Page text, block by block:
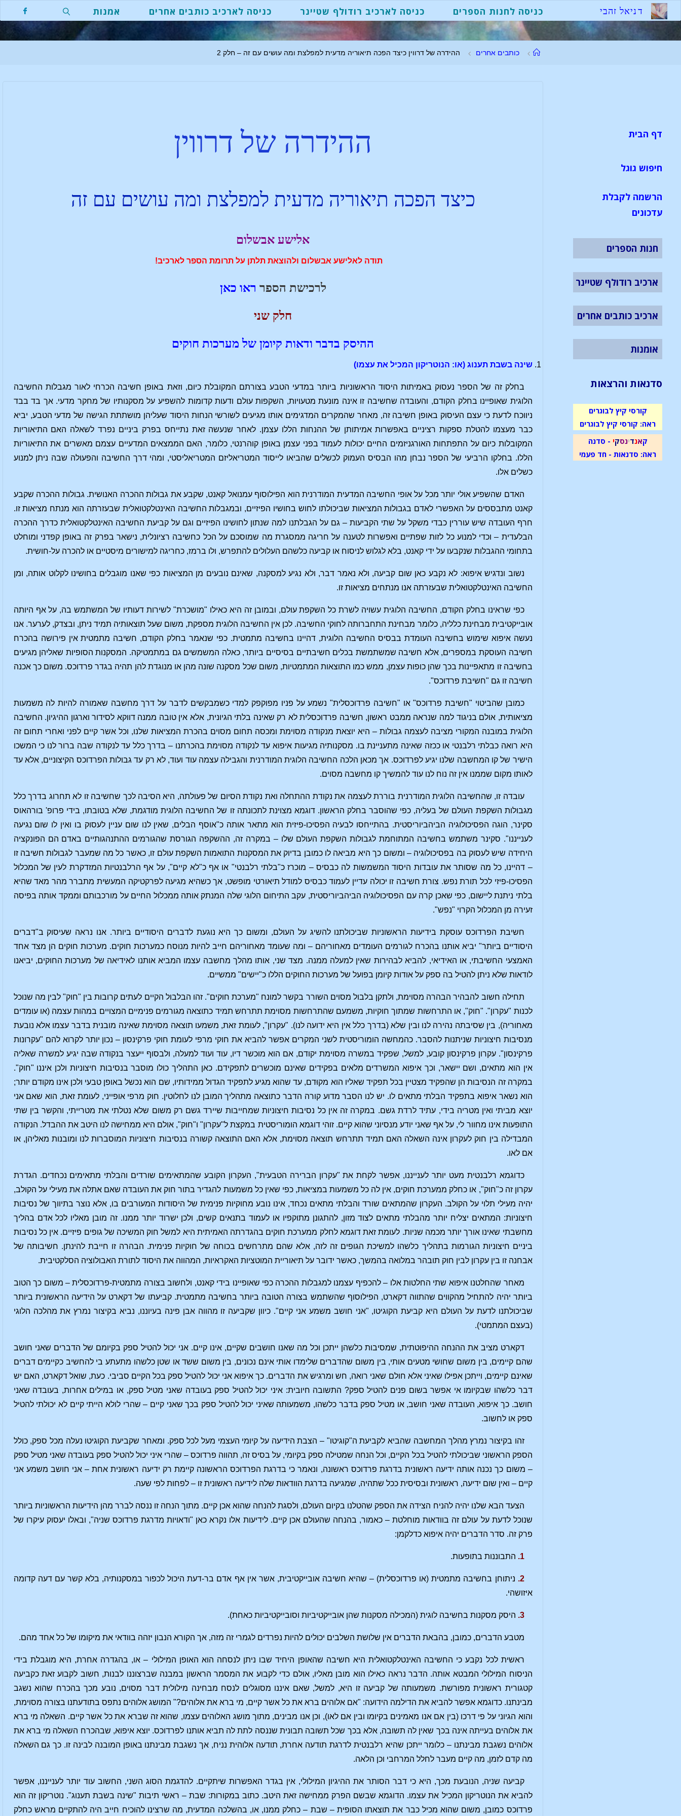
דניאל זהבי כניסה לחנות הספרים כניסה לארכיב רודולף שטיינר כניסה לארכיב כותבים אחרים אמנות
כותבים אחרים ההידרה של דרווין כיצד הפכה תיאוריה מדעית למפלצת ומה עושים עם זה – חלק 2
ההידרה של דרווין
כיצד הפכה תיאוריה מדעית למפלצת ומה עושים עם זה
אלישע אבשלום
תודה לאלישע אבשלום ולהוצאת תלתן על תרומת הספר לארכיב!
לרכישת הספר ראו כאן
חלק שני
ההיסק בדבר ודאות קיומן של מערכות חוקים
שינה בשבת תענוג (או: הנוטריקון המכיל את עצמו)
בחלק זה של הספר נעסוק באמיתות היסוד הראשוניות ביותר במדעי הטבע בצורתם המקובלת כיום, וזאת באופן חשיבה הכרחי לאור מגבלות החשיבה
הלוגית שאופיינו בחלק הקודם, והעובדה שחשיבה זו אינה מונעת מטעויות, השקפות עולם ודעות קדומות להשפיע על מסקנותיו של מחקר מדעי. אך בד בבד
ניווכח לדעת כי עצם העיסוק באופן חשיבה זה, מאחר שהמקרים המדגימים אותו מגיעים לשורשי הנחות היסוד שעליהן מושתתת הגישה של מדעי הטבע, יביא
כבר מעצמו להטלת ספקות רציניים באפשרות אמיתותן של ההנחות הללו עצמן. לאחר שנעשה זאת נתייחס בפרק ביניים נפרד לשאלה האם התיאוריות
המקובלות כיום על התפתחות האורגניזמים החיים יכולות לעמוד בפני עצמן באופן קוהרנטי, כלומר, האם הממצאים המדעיים עצמם מאשרים את התיאוריות
הללו. בחלקו הרביעי של הספר נבחן מהו הבסיס העמוק לכשלים שהביאו לייסוד המטריאליזם המטריאליסטי, ומהי דרך החשיבה והפעולה שבה ניתן למנוע
כשלים אלו.
האדם שהשפיע אולי יותר מכל על אופי החשיבה המדעית המודרנית הוא הפילוסוף עמנואל קאנט, שקבע את גבולות ההכרה האנושית. גבולות ההכרה שקבע
קאנט מתבססים על האפשרי לאדם בגבולות המציאות שביכולתו לחוש בחושיו הפיזיים, ובמגבלות החשיבה האינטלקטואלית שבעזרתה הוא מנתח מציאות זו.
חרף העובדה שיש עוררין כבדי משקל על שתי הקביעות – גם על הגבלתנו למה שנתון לחושינו הפיזיים וגם על קביעת החשיבה האינטלקטואלית כדרך ההכרה
הבלעדית – וכדי למנוע כל לזות שפתיים ואפשרות לטענה על חריגה ממסגרת מה שמוסכם על הכל כחשיבה רציונלית, נישאר בפרק זה באופן קפדני ומוחלט
בתחומי ההגבלות שנקבעו על ידי קאנט, בלא לגלוש לניסוח או קביעה כלשהם העלולים להתפרש, ולו ברמז, כחריגה למישורים מיסטיים או להכרה על-חושית.
נשוב ונדגיש איפוא: לא נקבע כאן שום קביעה, ולא נאמר דבר, ולא נגיע למסקנה, שאינם נובעים מן המציאות כפי שאנו מוגבלים בחושינו לקלוט אותה, ומן
החשיבה האינטלקטואלית שבעזרתה אנו מנתחים מציאות זו.
כפי שראינו בחלק הקודם, החשיבה הלוגית עשויה לשרת כל השקפת עולם, ובמובן זה היא כאילו "מושכרת" לשירות דעותיו של המשתמש בה, על אף היותה
אובייקטיבית מבחינת כלליה, כלומר מבחינת התחברותה לחוקי החשיבה. לכן אין החשיבה הלוגית מספקת, משום שעל תוצאותיה תמיד ניתן, ובצדק, לערער. אנו
נעשה איפוא שימוש בחשיבה העומדת בבסיס החשיבה הלוגית, דהיינו בחשיבה מתמטית. כפי שנאמר בחלק הקודם, חשיבה מתמטית אין פירושה בהכרח
חשיבה העוסקת במספרים, אלא חשיבה שמשתמשת בכלים חשיבתיים בסיסיים ביותר, כאלה המשמשים גם במתמטיקה. המסקנות הסופיות שאליהן מגיעים
בחשיבה זו מתאפיינות בכך שהן כופות עצמן, ממש כמו התוצאות המתמטיות, משום שכל מסקנה שונה מהן או מנוגדת להן תהיה בגדר פרדוכס. משום כך אכנה
חשיבה זו גם "חשיבת פרדוכס".
כמובן שהביטוי "חשיבת פרדוכס" או "חשיבה פרדוכסלית" נשמע על פניו מפוקפק למדי כשמבקשים לדבר על דרך מחשבה שאמורה להיות לה משמעות
מציאותית, אולם בניגוד למה שנראה ממבט ראשון, חשיבה פרדוכסלית לא רק שאינה בלתי הגיונית, אלא אין טובה ממנה דווקא לסידור וארגון ההיגיון. החשיבה
הלוגית במובנה המקורי מציבה לעצמה גבולות – היא יוצאת מנקודה מסוימת ומכסה תחום מסוים בהכרת המציאות שלנו, וכל אשר קיים לפני ואחרי תחום זה
היא רואה כבלתי רלבנטי או ככזה שאינה מתעניינת בו. מסקנותיה מגיעות איפוא עד לנקודה מסוימת בהכרתנו – בדרך כלל עד לנקודה שבה ברור לנו כי המשכו
הישיר של קו המחשבה שלנו יגיע לפרדוכס. אך מכאן הלכה החשיבה הלוגית המודרנית והגבילה עצמה עוד ועוד, לא רק עד גבולות הפרדוכס הקיצוניים, אלא עד
לאותו מקום שממנו אין זה נוח לנו עוד להמשיך קו מחשבה מסוים.
עובדה זו, שהחשיבה הלוגית המודרנית בוררת לעצמה את נקודת ההתחלה ואת נקודת הסיום של פעולתה, היא הסיבה לכך שחשיבה זו לא תחרוג בדרך כלל
מגבולות השקפת העולם של בעליה, כפי שהוסבר בחלק הראשון. דוגמא מצוינת לתכונתה זו של החשיבה הלוגית מודגמת, שלא בטובתו, בידי פרופ' בורהאוס
סקינר, הוגה הפסיכולוגיה הביהביוריסטית. בהתייחסו לבעיה הפסיכו-פיזית הוא מתאר אותה כ"אוסף הבלים, שאין לנו שום עניין לעסוק בו ואין לו שום נגיעה
לענייננו". סקינר משתמש בחשיבה המתוחמת לגבולות השקפת העולם שלו – במקרה זה, ההשקפה הגורסת שהגורמים ההתנהגותיים באדם הם הפונקציה
היחידה שיש לעסוק בה בפסיכולוגיה – ומשום כך היא מביאה לו כמובן בדיוק את המסקנות התואמות השקפת עולם זו, כאשר כל מה שמעבר לגבולות חשיבה זו
– דהיינו, כל מה שסותר את עובדות היסוד המשמשות לה כבסיס – מוכרז כ"בלתי רלבנטי" או אף כ"לא קיים", על אף הרלבנטיות המזדקרת לעין של המכלול
הפסיכו-פיזי לכל תורת נפש. צורת חשיבה זו יכולה עדיין לעמוד כבסיס למודל תיאורטי מופשט, אך כשהיא מגיעה לפרקטיקה המעשית מתברר מהר מאד שהיא
בלתי ניתנת ליישום, כפי שאכן קרה עם הפסיכולוגיה הביהביוריסטית, עקב התיחום הלוגי שלה המנתק אותה ממכלול החיים על מורכבותם וממקד אותה בפיסה
זעירה מן המכלול הקרוי "נפש".
חשיבת הפרדוכס עוסקת בידיעות הראשוניות שביכולתנו להשיג על העולם, ומשום כך היא נוגעת לדברים היסודיים ביותר. אנו נראה שעיסוק ב"דברים
היסודיים ביותר" יביא אותנו בהכרח לגורמים העומדים מאחוריהם – ומה שעומד מאחוריהם חייב להיות מנוסח כמערכות חוקים. מערכות חוקים הן מצד אחד
האמצעי החשיבתי, או האידיאי, להביא לבהירות שאין למעלה ממנה. מצד שני, אותו מהלך מחשבה עצמו המביא אותנו לאידיאה של מערכות החוקים, יביאנו
לודאות שלא ניתן להטיל בה ספק על אודות קיומן בפועל של מערכות החוקים הללו כ"יישים" ממשיים.
תחילה חשוב להבהיר הבהרה מסוימת, ולתקן בלבול מסוים השורר בקשר למונח "מערכת חוקים". זהו הבלבול הקיים לעתים קרובות בין "חוק" לבין מה שנוכל
לכנות "עקרון". "חוק", או התרחשות שמתוך חוקיות, משמעם שהתרחשות מסוימת תתרחש תמיד כתוצאה מגורמים פנימיים המצויים במהות עצמה (או עומדים
מאחוריה), בין שסיבתה נהירה לנו ובין שלא (בדרך כלל אין היא ידועה לנו). "עקרון", לעומת זאת, משמעו תוצאה מסוימת שאינה מובנית בדבר עצמו אלא נובעת
מנסיבות חיצוניות שניתנות להסבר. כהמחשה הומוריסטית לשני המקרים אפשר להביא את חוקי מרפי לעומת חוקי פרקינסון – נכון יותר לקרוא להם "עקרונות
פרקינסון". עקרון פרקינסון קובע, למשל, שפקיד במשרה מסוימת יקודם, אם הוא מוכשר דיו, עוד ועוד למעלה, ולבסוף ייעצר בנקודה שבה יגיע למשרה שאליה
אין הוא מתאים, ושם יישאר, וכך איפוא המשרדים מלאים בפקידים שאינם מוכשרים לתפקידם. כאן התהליך כולו מוסבר בנסיבות חיצוניות ולכן איננו "חוק".
במקרה זה הנסיבות הן שהפקיד מצטיין בכל תפקיד שאליו הוא מקוּדם, עד שהוא מגיע לתפקיד הגדול ממידותיו, שם הוא נכשל באופן טבעי ולכן אינו מקודם יותר;
הוא נשאר איפוא בתפקיד הבלתי מתאים לו. יש לנו הסבר מדוע קורה הדבר כתוצאה מתהליך המובן לנו לחלוטין. חוק מרפי אופייני, לעומת זאת, הוא שאם אני
יוצא מביתי ואין מטריה בידי, עתיד לרדת גשם. במקרה זה אין כל נסיבות חיצוניות שמחייבות שיירד גשם רק משום שלא נטלתי את מטרייתי, והקשר בין שתי
התופעות אינו מחוור לי, על אף שאני יודע מנסיוני שהוא קיים. זוהי דוגמא הומוריסטית במקצת ל"עקרון" ו"חוק", אולם היא ממחישה לנו היטב את ההבדל. הנקודה
המבדילה בין חוק לעקרון אינה השאלה האם תמיד תתרחש תוצאה מסוימת, אלא האם התוצאה קשורה בנסיבות חיצוניות המוסברות לנו ומובנות מאליהן, או
אם לאו.
כדוגמא רלבנטית מעט יותר לענייננו, אפשר לקחת את "עקרון הברירה הטבעית", העקרון הקובע שהמתאימים שורדים והבלתי מתאימים נכחדים. הגדרת
עקרון זה כ"חוק", או כחלק ממערכת חוקים, אין לה כל משמעות במציאות, כפי שאין כל משמעות להגדיר בתור חוק את העובדה שאם אתלה את מעילי על הקולב,
יהיה מעילי תלוי על הקולב. העקרון שהמתאים שורד והבלתי מתאים נכחד, אינו נובע מחוקיות פנימית של היסודות המעורבים בו, אלא נוצר בתיווך של נסיבות
חיצוניות: המתאים יצליח יותר מהבלתי מתאים לצוד מזון, להתגונן מתוקפיו או לעמוד בתנאים קשים, ולכן ישרוד יותר ממנו. זה מובן מאליו לכל אדם בהליך
מחשבתי שאינו אורך יותר מכמה שניות. לעומת זאת דוגמא לחלק ממערכת חוקים בהגדרתה האמיתית היא למשל חוק המשיכה של גופים פיזיים. אין כל נסיבות
ביניים חיצוניות הגורמות בתהליך כלשהו למשיכת הגופים זה לזה, אלא שהם מתרחשים בכוחה של חוקיות פנימית. הבהרה זו חייבת להינתן. חשיבותה של
אבחנה זו בין עקרון לבין חוק תובהר במלואה בהמשך, כאשר ידובר על תיאוריית המוטציות האקראיות, המהווה את היסוד לתורת האבולוציה הסלקטיבית.
מאחר שהחלטנו איפוא שתי החלטות אלו – להכפיף עצמנו למגבלות ההכרה כפי שאופיינו בידי קאנט, ולחשוב בצורה מתמטית-פרדוכסלית – משום כך הטוב
ביותר יהיה להתחיל מהקווים שהתווה דקארט, הפילוסוף שהשתמש בצורה הטובה ביותר בחשיבה מתמטית. קביעתו של דקארט על הידיעה הראשונית ביותר
שביכולתנו לדעת על העולם היא קביעת הקוגיטו, "אני חושב משמע אני קיים". כיוון שקביעה זו מהווה אבן פינה בעיוננו, נביא בקיצור נמרץ את מהלכה הלוגי
(בעצם המתמטי).
דקארט מציב את ההנחה ההיפוטתית, שמסיבות כלשהן ייתכן וכל מה שאנו חושבים שקיים, אינו קיים. אני יכול להטיל ספק בקיומם של הדברים שאני חושב
שהם קיימים, בין משום שחושי מטעים אותי, בין משום שהדברים שלימדו אותי אינם נכונים, בין משום ששד או שטן כלשהו מתעתע בי להחשיב כקיימים דברים
שאינם קיימים, וייתכן אפילו שאיני אלא חולם שאני רואה, חש ומרגיש את הדברים. כך איפוא אני יכול להטיל ספק בכל הקיים סביבי. כעת, שואל דקארט, האם יש
דבר כלשהו שבקיומו אי אפשר בשום פנים להטיל ספק? התשובה חיובית: איני יכול להטיל ספק בעובדה שאני מטיל ספק, או במילים אחרות, בעובדה שאני
חושב. כך איפוא, העובדה שאני חושב, או מטיל ספק בדבר כלשהו, משמעותה שאיני יכול להטיל ספק בכך שאני קיים – שהרי לולא הייתי קיים לא יכולתי להטיל
ספק או לחשוב.
זהו בקיצור נמרץ מהלך המחשבה שהביא לקביעת ה"קוגיטו" – הצבת הידיעה על קיומי העצמי מעל לכל ספק. ומאחר שקביעת הקוגיטו נעלה מכל ספק, כולל
הספק הראשוני שביכולתי להטיל בכל הקיים, וכל הנחה שמטילה ספק בקיומי, על בסיס זה, תהווה פרדוכס – שהרי איני יכול להטיל ספק בעובדה שאני מטיל ספק
– משום כך נכנה אותה ידיעה ראשונית בדרגת פרדוכס ראשונה, ונאמר כי בדרגת הפרדוכס הראשונה קיימת רק ידיעה ראשונית אחת – אני חושב משמע אני
קיים – ואין שום ידיעה, ראשונית ובסיסית ככל שתהיה, שמגיעה בדרגת הוודאות שלה לידיעה ראשונית זו – לפחות לפי שעה.
הצעד הבא שלנו יהיה להניח הצידה את הספק שהטלנו בקיום העולם, ולסגת להנחה שהוא אכן קיים. מתוך הנחה זו ננסה לברר מהן הידיעות הראשוניות ביותר
שנוכל לדעת על עולם זה בוודאות מוחלטת – כאמור, בהנחה שהעולם אכן קיים. לידיעות אלו נקרא כאן "ודאויות מדרגת פרדוכס שניה", ובאלו יעסוק עיקרו של
פרק זה. סדר הדברים יהיה איפוא כדלקמן:
1. התבוננות בתופעות.
2. ניתוחן בחשיבה מתמטית (או פרדוכסלית) – שהיא חשיבה אובייקטיבית, אשר אין אף אדם בר-דעת היכול לכפור במסקנותיה, בלא קשר עם דעה קדומה
איזושהי.
3. היסק מסקנות בחשיבה לוגית (המכילה מסקנות שהן אובייקטיביות וסובייקטיביות כאחת).
מטבע הדברים, כמובן, בהבאת הדברים אין שלושת השלבים יכולים להיות נפרדים לגמרי זה מזה, אך הקורא הנבון יזהה בוודאי את מיקומו של כל אחד מהם.
ראשית לכל נקבע כי החשיבה האינטלקטואלית היא חשיבה שהאופן היחיד שבו ניתן לנסחה הוא האופן המילולי – או, בהגדרה אחרת, היא מוגבלת בידי
הניסוח המילולי המבטא אותה. הדבר נראה כאילו הוא מובן מאליו, אולם כדי לקבוע את המסמר הראשון במבנה שברצוננו לבנות, חשוב לקבוע זאת כקביעה
קטגורית ראשונית מפורשת. משמעותה של קביעה זו היא, למשל, שאם איננו מסוגלים לנסח מבחינה מילולית דבר מסוים, נובע מכך בהכרח שהוא נשגב
מבינתנו. כדוגמא אפשר להביא את הדילמה הידועה: "אם אלוהים ברא את כל אשר קיים, מי ברא את אלוהים?" המושג אלוהים נתפס בתודעתנו בצורה מסוימת,
והוא הגיוני על פי דרכו (בין אם אנו מאמינים בקיומו ובין אם לאו), וכן אנו מבינים, מתוך מושג האלוהים עצמו, שהוא זה שברא את כל אשר קיים. השאלה מי ברא
את אלוהים בעייתה אינה בכך שאין לה תשובה, אלא בכך שכל תשובה תבונית שננסה לתת לה תביא אותנו לפרדוכס. יוצא איפוא, שבהכרח השאלה מי ברא את
אלוהים נשגבת מבינתנו – כלומר ייתכן שהיא רלבנטית לדרגת תודעה אחרת, תודעה אלוהית נניח, אך נשגבת מבינתנו באופן המובנה לבינה זו. כך גם השאלה
מה קדם לזמן, מה קיים מעבר לחלל המרחבי וכן הלאה.
קביעה שניה, הנובעת מכך, היא כי דבר הסותר את ההיגיון המילולי, אין בגדר האפשרות שיתקיים. להדגמת הסוג השני, החשוב עוד יותר לענייננו, אפשר
להביא את הנוטריקון המכיל את עצמו. הדוגמא שבשם הפרק ממחישה זאת היטב. כתוב במקורות: שבת – ראשי תיבות "שינה בשבת תענוג". נוטריקון זה הוא
פרדוכס כמובן, משום שהוא מכיל כבר את תוצאתו הסופית – שבת – כחלק ממנו, או, בהשלכה המדעית, מה שרצינו להוכיח חייב היה להתקיים מראש כחלק
דף הבית
חיפוש גוגל
הרשמה לקבלת
עדכונים
חנות הספרים
ארכיב רודולף שטיינר
ארכיב כותבים אחרים
אומנות
סדנאות והרצאות
קורסי קיץ לבוגרים
ראה: קורסי קיץ לבוגרים
קאנדינסקי - סדנה
ראה: סדנאות - חד פעמי